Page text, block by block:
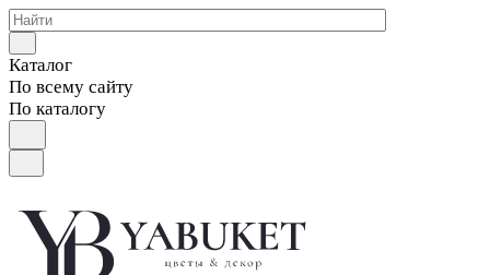
Каталог
По всему сайту
По каталогу